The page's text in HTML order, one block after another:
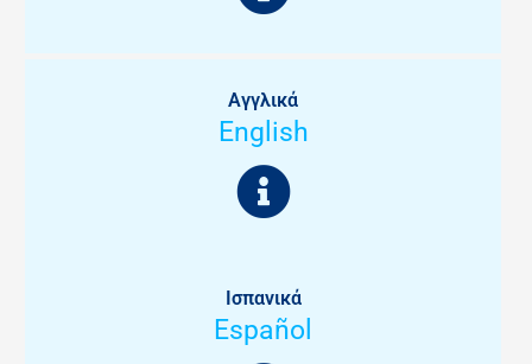
Αγγλικά
English
Ισπανικά
Español